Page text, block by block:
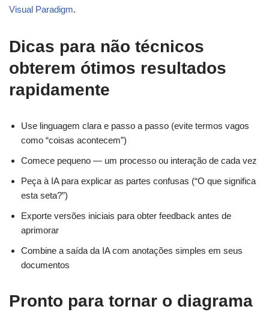
Visual Paradigm.
Dicas para não técnicos
obterem ótimos resultados
rapidamente
Use linguagem clara e passo a passo (evite termos vagos
como “coisas acontecem”)
Comece pequeno — um processo ou interação de cada vez
Peça à IA para explicar as partes confusas (“O que significa
esta seta?”)
Exporte versões iniciais para obter feedback antes de
aprimorar
Combine a saída da IA com anotações simples em seus
documentos
Pronto para tornar o diagrama